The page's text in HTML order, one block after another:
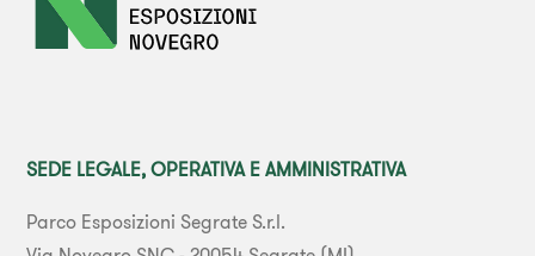
SEDE LEGALE, OPERATIVA E AMMINISTRATIVA
Parco Esposizioni Segrate S.r.l.